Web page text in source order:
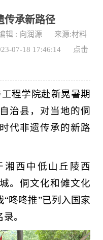
传承新路径
辑 : 向润源
来源:材料
07-18 17:46:14
点击
程学院赴新晃暑期
治县，对当地的侗
代非遗传承的新路
湘西中低山丘陵西
。侗文化和傩文化
咚咚推”已列入国家
。